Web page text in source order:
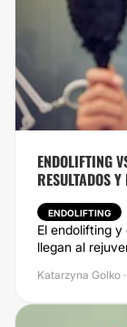
ENDOLIFTING
RESULTADOS
ENDOLIFTING
El endolifting
llegan al
Katarzyna Golko